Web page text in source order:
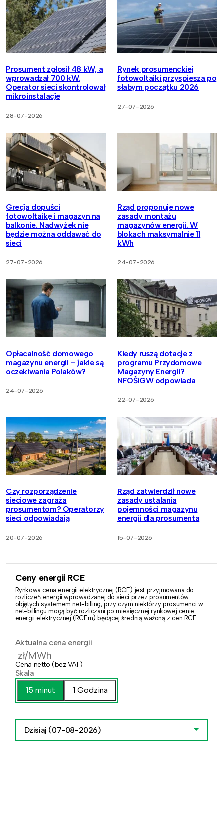
Prosument zgłosił 48 kW, a
wprowadzał 700 kW.
Operator sieci skontrolował
mikroinstalacje
28-07-2026
Rynek prosumenckiej
fotowoltaiki przyspiesza po
słabym początku 2026
27-07-2026
Grecja dopuści
fotowoltaikę i magazyn na
balkonie. Nadwyżek nie
będzie można oddawać do
sieci
27-07-2026
Rząd proponuje nowe
zasady montażu
magazynów energii. W
blokach maksymalnie 11
kWh
24-07-2026
Opłacalność domowego
magazynu energii – jakie są
oczekiwania Polaków?
24-07-2026
Kiedy ruszą dotacje z
programu Przydomowe
Magazyny Energii?
NFOŚiGW odpowiada
22-07-2026
Czy rozporządzenie
sieciowe zagraża
prosumentom? Operatorzy
sieci odpowiadają
20-07-2026
Rząd zatwierdził nowe
zasady ustalania
pojemności magazynu
energii dla prosumenta
15-07-2026
Ceny energii RCE
Rynkowa cena energii elektrycznej (RCE) jest przyjmowana do
rozliczeń energii wprowadzanej do sieci przez prosumentów
objętych systemem net-billing, przy czym niektórzy prosumenci w
net-billingu mogą być rozliczani po miesięcznej rynkowej cenie
energii elektrycznej (RCEm) będącej średnią ważoną z cen RCE.
Aktualna cena energii
zł/MWh
Cena netto (bez VAT)
Skala
15 minut
1 Godzina
Dzisiaj (07-08-2026)